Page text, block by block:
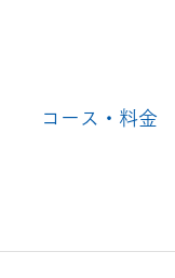
コース・料金